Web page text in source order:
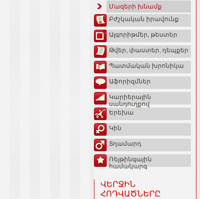
Մազերի խնամք
Բժշկական իրավունք
Ալգորիթմեր, թեստեր
Թվեր, փաստեր, դեպքեր
Պատմական խրոնիկա
Աֆորիզմներ
Կարիերային
սանդուղքով
Երեխա
Կին
Տղամարդ
Ռեյթինգային
համակարգ
ՎԵՐՋԻՆ
ՀՈԴՎԱԾՆԵՐԸ